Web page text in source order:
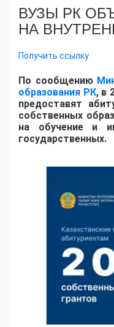
ВУЗЫ РК
НА
Получить ссылку
По сообщению
образования РК, в
предоставят
собственных
на обучение и
государственных.